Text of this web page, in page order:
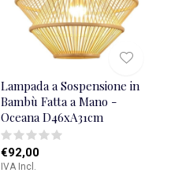
Lampada a Sospensione in
Bambù Fatta a Mano -
Oceana D46xA31cm
€92,00
IVA Incl.